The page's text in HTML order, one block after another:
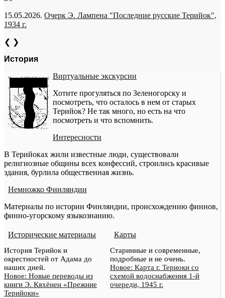
15.05.2026. Очерк Э. Лампена "Последние русские Терийок",
1934 г.
❮ ❯
История
Виртуальные экскурсии
Хотите прогуляться по Зеленогорску и
посмотреть, что осталось в нем от старых
Терийок? Не так много, но есть на что
посмотреть и что вспомнить.
Интересности
В Терийоках жили известные люди, существовали
религиозные общины всех конфессий, строились красивые
здания, бурлила общественная жизнь.
Немножко Финляндии
Материалы по истории Финляндии, происхождению финнов,
финно-угорскому языкознанию.
Исторические материалы
История Терийок и
окрестностей от Адама до
наших дней.
Новое: Новые переводы из
книги Э. Кяхёнен «Прежние
Терийоки»
Карты
Старинные и современные,
подробные и не очень.
Новое: Карта г. Териоки со
схемой водоснабжения 1-й
очереди, 1945 г.